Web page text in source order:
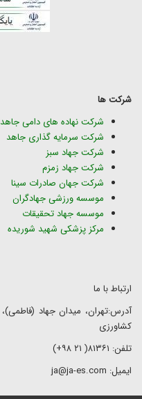
شرکت ها
شرکت نهاده های دامی جاهد
شرکت سرمایه گذاری جاهد
شرکت جهاد سبز
شرکت جهاد زمزم
شرکت جهان صادرات سینا
موسسه ورزشی جهادگران
موسسه جهاد تحقیقات
مرکز پزشکی شهید شوریده
ارتباط با ما
کشاورزی
تلفن: ۸۱۳۶۱( ۲۱ ۹۸+)
ایمیل: ja@ja-es.com